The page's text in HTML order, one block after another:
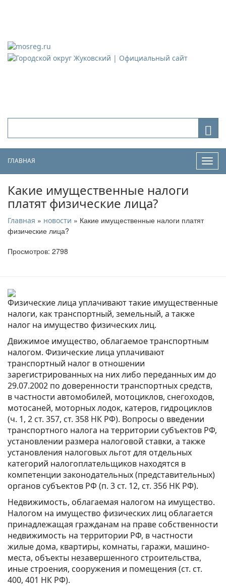
ГЛАВНАЯ
Какие имущественные налоги
платят физические лица?
Главная » новости » Какие имущественные налоги платят
физические лица?
Просмотров: 2798
Физические лица уплачивают такие имущественные
налоги, как транспортный, земельный, а также
налог на имущество физических лиц.
Движимое имущество, облагаемое транспортным
налогом. Физические лица уплачивают
транспортный налог в отношении
зарегистрированных на них либо переданных им до
29.07.2002 по доверенности транспортных средств,
в частности автомобилей, мотоциклов, снегоходов,
мотосаней, моторных лодок, катеров, гидроциклов
(ч. 1, 2 ст. 357, ст. 358 НК РФ). Вопросы о введении
транспортного налога на территории субъектов РФ,
установлении размера налоговой ставки, а также
установления налоговых льгот для отдельных
категорий налогоплательщиков находятся в
компетенции законодательных (представительных)
органов субъектов РФ (п. 3 ст. 12, ст. 356 НК РФ).
Недвижимость, облагаемая налогом на имущество.
Налогом на имущество физических лиц облагается
принадлежащая гражданам на праве собственности
недвижимость на территории РФ, в частности
жилые дома, квартиры, комнаты, гаражи, машино-
места, объекты незавершенного строительства,
иные строения, сооружения и помещения (ст. ст.
400, 401 НК РФ).